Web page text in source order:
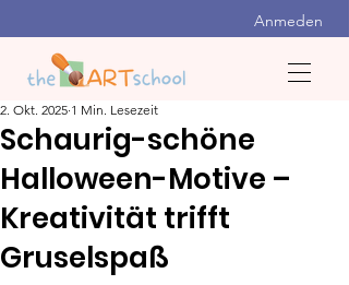
Anmeden
Schaurig-schöne
Halloween-Motive –
Kreativität trifft
Gruselspaß
2. Okt. 2025 1 Min. Lesezeit